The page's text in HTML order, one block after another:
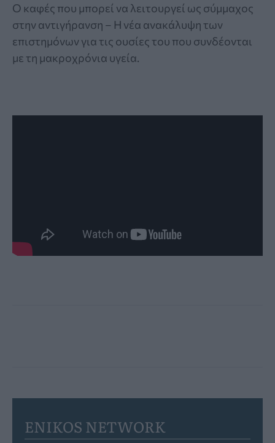
Ο καφές που μπορεί να λειτουργεί ως σύμμαχος
στην αντιγήρανση – Η νέα ανακάλυψη των
επιστημόνων για τις ουσίες του που συνδέονται
με τη μακροχρόνια υγεία.
ENIKOS NETWORK